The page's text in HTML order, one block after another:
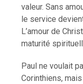
valeur. Sans
le service
L’amour de
maturité
Paul ne voulait
Corinthiens,